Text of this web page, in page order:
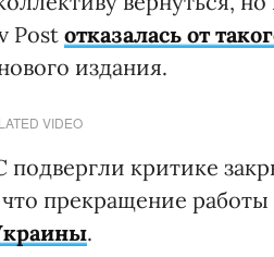
Post отказалась от
издания.
VIDEO
критике
прекращение работы
.